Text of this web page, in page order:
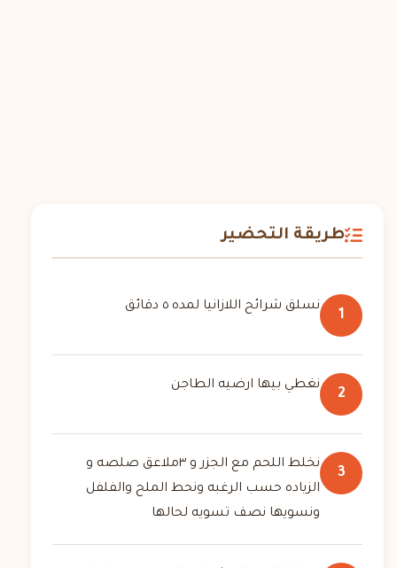
طريقة التحضير
1
نسلق شرائح اللازانيا لمده ٥ دقائق
2
نغطي بيها ارضيه الطاجن
3
نخلط اللحم مع الجزر و ٣ملاعق صلصه و
الزياده حسب الرغبه ونحط الملح والفلفل
ونسويها نصف تسويه لحالها